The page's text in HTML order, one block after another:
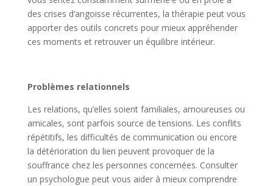
des crises d’angoisse récurrentes, la thérapie peut vous
apporter des outils concrets pour mieux appréhender
ces moments et retrouver un équilibre intérieur.
Problèmes relationnels
Les relations, qu’elles soient familiales, amoureuses ou
amicales, sont parfois source de tensions. Les conflits
répétitifs, les difficultés de communication ou encore
la détérioration du lien peuvent provoquer de la
souffrance chez les personnes concernées. Consulter
un psychologue peut vous aider à mieux comprendre